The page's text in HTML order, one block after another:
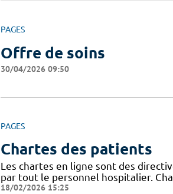
PAGES
Offre de soins
30/04/2026 09:50
PAGES
Chartes des patients
Les chartes en ligne sont des
par tout le personnel hospitalier.
18/02/2026 15:25